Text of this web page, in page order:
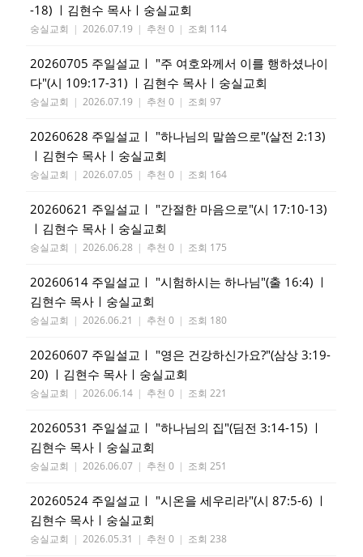
-18) ㅣ김현수 목사ㅣ숭실교회
숭실교회 | 2026.07.19 | 추천 0 | 조회 114
20260705 주일설교ㅣ "주 여호와께서 이를 행하셨나이
다"(시 109:17-31) ㅣ김현수 목사ㅣ숭실교회
숭실교회 | 2026.07.19 | 추천 0 | 조회 97
20260628 주일설교ㅣ "하나님의 말씀으로"(살전 2:13)
ㅣ김현수 목사ㅣ숭실교회
숭실교회 | 2026.07.05 | 추천 0 | 조회 164
20260621 주일설교ㅣ "간절한 마음으로"(시 17:10-13)
ㅣ김현수 목사ㅣ숭실교회
숭실교회 | 2026.06.28 | 추천 0 | 조회 175
20260614 주일설교ㅣ "시험하시는 하나님"(출 16:4) ㅣ
김현수 목사ㅣ숭실교회
숭실교회 | 2026.06.21 | 추천 0 | 조회 180
20260607 주일설교ㅣ "영은 건강하신가요?"(삼상 3:19-
20) ㅣ김현수 목사ㅣ숭실교회
숭실교회 | 2026.06.14 | 추천 0 | 조회 221
20260531 주일설교ㅣ "하나님의 집"(딤전 3:14-15) ㅣ
김현수 목사ㅣ숭실교회
숭실교회 | 2026.06.07 | 추천 0 | 조회 251
20260524 주일설교ㅣ "시온을 세우리라"(시 87:5-6) ㅣ
김현수 목사ㅣ숭실교회
숭실교회 | 2026.05.31 | 추천 0 | 조회 238